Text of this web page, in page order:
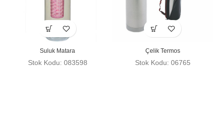
Suluk Matara
Stok Kodu: 083598
Çelik Termos
Stok Kodu: 06765